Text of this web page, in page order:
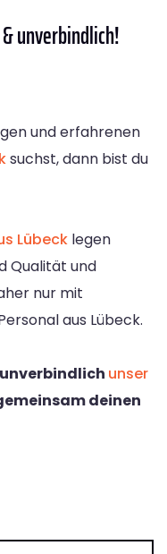
unverbindlich!
und erfahrenen
suchst, dann bist du
Lübeck legen
Qualität und
nur mit
aus Lübeck.
unser
deinen